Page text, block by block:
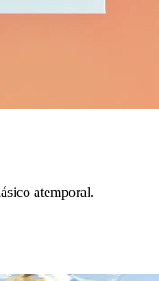
atemporal.